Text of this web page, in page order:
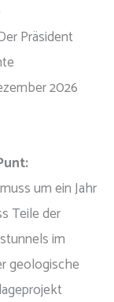
Präsident
2026
um ein Jahr
Teile der
im
geologische